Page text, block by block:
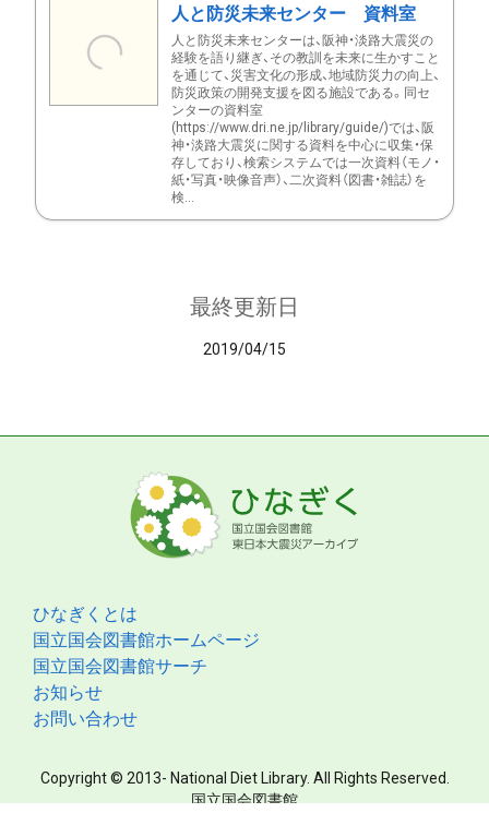
人と防災未来センター 資料室
人と防災未来センターは、阪神・淡路大震災の
経験を語り継ぎ、その教訓を未来に生かすこと
を通じて、災害文化の形成、地域防災力の向上、
防災政策の開発支援を図る施設である。同セ
ンターの資料室
(https://www.dri.ne.jp/library/guide/)では、阪
神・淡路大震災に関する資料を中心に収集・保
存しており、検索システムでは一次資料（モノ・
紙・写真・映像音声）、二次資料（図書・雑誌）を
検...
最終更新日
2019/04/15
ひなぎくとは
国立国会図書館ホームページ
国立国会図書館サーチ
お知らせ
お問い合わせ
Copyright © 2013- National Diet Library. All Rights Reserved.